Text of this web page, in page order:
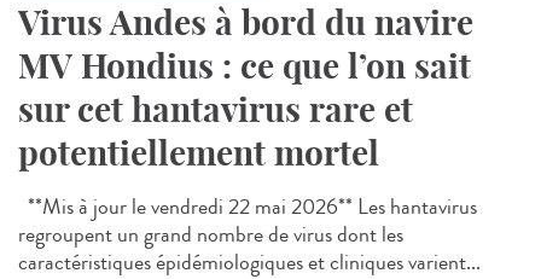
Virus Andes à bord du navire
MV Hondius : ce que l’on sait
sur cet hantavirus rare et
potentiellement mortel
**Mis à jour le vendredi 22 mai 2026** Les hantavirus
regroupent un grand nombre de virus dont les
caractéristiques épidémiologiques et cliniques varient...